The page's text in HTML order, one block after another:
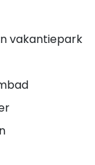
vakantiepark